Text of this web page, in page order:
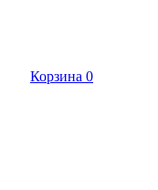
Корзина 0